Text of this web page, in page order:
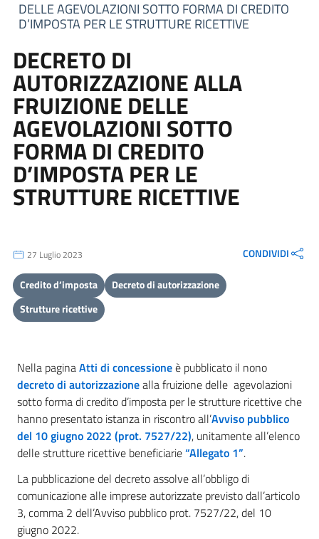
DELLE AGEVOLAZIONI SOTTO FORMA DI CREDITO
D’IMPOSTA PER LE STRUTTURE RICETTIVE
DECRETO DI
AUTORIZZAZIONE ALLA
FRUIZIONE DELLE
AGEVOLAZIONI SOTTO
FORMA DI CREDITO
D’IMPOSTA PER LE
STRUTTURE RICETTIVE
27 Luglio 2023 CONDIVIDI
Credito d’imposta
Decreto di autorizzazione
Strutture ricettive
Nella paginaAtti di concessioneè pubblicato il nono
decreto di autorizzazionealla fruizione delle agevolazioni
sotto forma di credito d’imposta per le strutture ricettive che
hanno presentato istanza in riscontro all’Avviso pubblico
del 10 giugno 2022 (prot. 7527/22), unitamente all’elenco
delle strutture ricettive beneficiarie“Allegato 1”.
La pubblicazione del decreto assolve all’obbligo di
comunicazione alle imprese autorizzate previsto dall’articolo
3, comma 2 dell’Avviso pubblico prot. 7527/22, del 10
giugno 2022.